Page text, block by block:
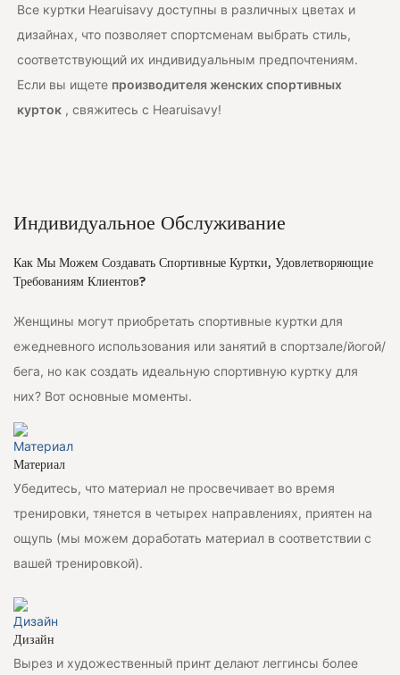
Все куртки Hearuisavy доступны в различных цветах и ​​
дизайнах, что позволяет спортсменам выбрать стиль,
соответствующий их индивидуальным предпочтениям.
Если вы ищете производителя женских спортивных
курток , свяжитесь с Hearuisavy!
Индивидуальное Обслуживание
Как Мы Можем Создавать Спортивные Куртки, Удовлетворяющие
Требованиям Клиентов?
Женщины могут приобретать спортивные куртки для
ежедневного использования или занятий в спортзале/йогой/
бега, но как создать идеальную спортивную куртку для
них? Вот основные моменты.
Материал
Убедитесь, что материал не просвечивает во время
тренировки, тянется в четырех направлениях, приятен на
ощупь (мы можем доработать материал в соответствии с
вашей тренировкой).
Дизайн
Вырез и художественный принт делают леггинсы более